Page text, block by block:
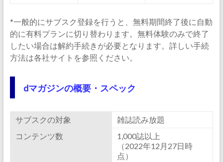
*一般的にサブスク登録を行うと、無料期間終了後に自動
的に有料プランに切り替わります。無料体験のみで終了
したい場合は解約手続きが必要となります。詳しい手続
方法は各社サイトを参照ください。
dマガジンの概要・スペック
サブスクの対象
雑誌読み放題
コンテンツ数
1,000誌以上
（2022年12月27日時
点）